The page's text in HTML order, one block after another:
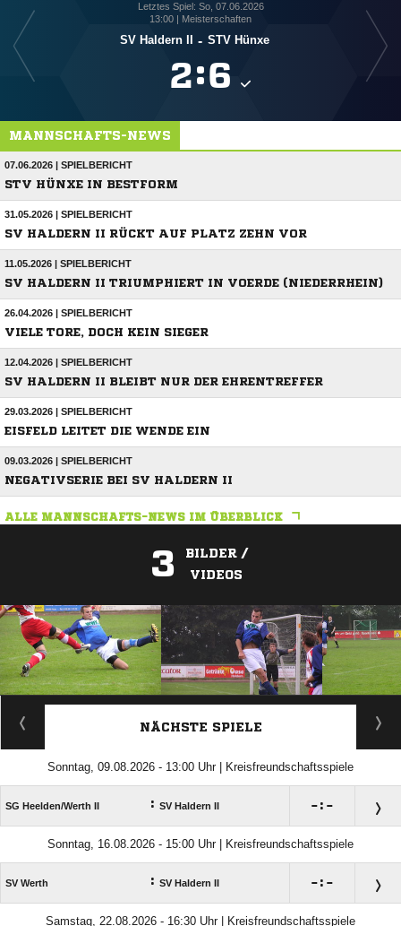
Letztes Spiel: So, 07.06.2026
13:00 | Meisterschaften
SV Haldern II - STV Hünxe
:
MANNSCHAFTS-NEWS
07.06.2026 | SPIELBERICHT
STV HÜNXE IN BESTFORM
31.05.2026 | SPIELBERICHT
SV HALDERN II RÜCKT AUF PLATZ ZEHN VOR
11.05.2026 | SPIELBERICHT
SV HALDERN II TRIUMPHIERT IN VOERDE (NIEDERRHEIN)
26.04.2026 | SPIELBERICHT
VIELE TORE, DOCH KEIN SIEGER
12.04.2026 | SPIELBERICHT
SV HALDERN II BLEIBT NUR DER EHRENTREFFER
29.03.2026 | SPIELBERICHT
EISFELD LEITET DIE WENDE EIN
09.03.2026 | SPIELBERICHT
NEGATIVSERIE BEI SV HALDERN II
ALLE MANNSCHAFTS-NEWS IM ÜBERBLICK
3
BILDER /
VIDEOS
ANZEIGE
NÄCHSTE SPIELE
Sonntag, 09.08.2026 - 13:00 Uhr | Kreisfreundschaftsspiele
SG Heelden/​Werth II : SV Haldern II : 
Sonntag, 16.08.2026 - 15:00 Uhr | Kreisfreundschaftsspiele
SV Werth : SV Haldern II : 
Samstag, 22.08.2026 - 16:30 Uhr | Kreisfreundschaftsspiele